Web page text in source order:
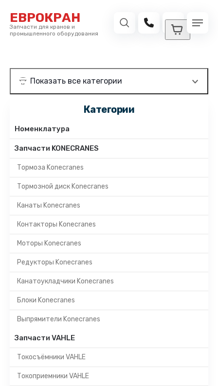
ЕВРОКРАН
Запчасти для кранов и
промышленного оборудования
Категории
Номенклатура
Запчасти KONECRANES
Тормоза Konecranes
Тормозной диск Konecranes
Канаты Konecranes
Контакторы Konecranes
Моторы Konecranes
Редукторы Konecranes
Канатоукладчики Konecranes
Блоки Konecranes
Выпрямители Konecranes
Запчасти VAHLE
Токосъёмники VAHLE
Токоприемники VAHLE